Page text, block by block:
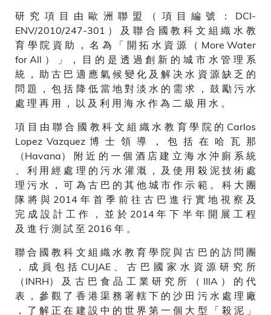
研 究 項 目 由 歐 洲 聯 盟 （ 項 目 編 號 ： DCI-
ENV/2010/247-301 ） 及 聯 合 國 教 科 文 組 織 水 教
育 學 院 資 助 ， 名 為 「 開 拓 水 資 源 （ More Water
for All ） 」 ， 目 的 是 透 過 創 新 的 城 市 水 管 理 系
統 ， 助 古 巴 適 應 氣 候 變 化 及 解 决 水 資 源 缺 乏 的
問 題 ， 包 括 降 低 當 地 對 淡 水 的 需 求 ， 鼓 勵 污 水
處 理 再 用 ， 以 及 利 用 海 水 作 為 二 級 用 水 。
項 目 由 聯 合 國 教 科 文 組 織 水 教 育 學 院 的 Carlos
Lopez Vazquez 博 士 領 導 ， 包 括 在 哈 瓦 那
（Havana） 附 近 的 一 個 酒 店 建 立 海 水 沖 廁 系 統
、 利 用 經 處 理 的 污 水 灌 溉 ， 及 使 用 殺 泥 技 術 處
理 污 水 ， 可 為 古 巴 的 其 他 城 市 作 示 範 。 科 大 團
隊 將 與 2014 年 首 季 前 往 古 巴 進 行 實 地 視 察 及
完 成 設 計 工 作 ， 並 於 2014 年 下 半 年 開 展 工 程
及 進 行 測 試 至 2016 年 。
聯 合 國 教 科 文 組 織 水 教 育 學 院 與 古 巴 的 訪 問 團
， 成 員 包 括 CUJAE 、 古 巴 國 家 水 資 源 研 究 所
（INRH） 及 古 巴 食 品 工 業 研 究 所 （ IIIA ） 的 代
表 ， 參 觀 了 香 港 渠 務 署 轄 下 的 沙 田 污 水 處 理 廠
， 了 解 正 在 建 設 中 的 世 界 第 一 個 大 型 「 殺 泥 」